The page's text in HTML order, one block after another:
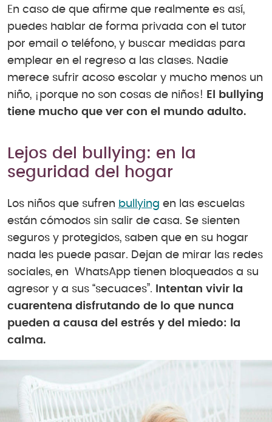
En caso de que afirme que realmente es así,
puedes hablar de forma privada con el tutor
por email o teléfono, y buscar medidas para
emplear en el regreso a las clases. Nadie
merece sufrir acoso escolar y mucho menos un
niño, ¡porque no son cosas de niños!
El bullying
tiene mucho que ver con el mundo adulto.
Lejos del bullying: en la
seguridad del hogar
Los niños que sufren bullying en las escuelas
están cómodos sin salir de casa. Se sienten
seguros y protegidos, saben que en su hogar
nada les puede pasar. Dejan de mirar las redes
sociales, en WhatsApp tienen bloqueados a su
agresor y a sus “secuaces”.
Intentan vivir la
cuarentena disfrutando de lo que nunca
pueden a causa del estrés y del miedo: la
calma.